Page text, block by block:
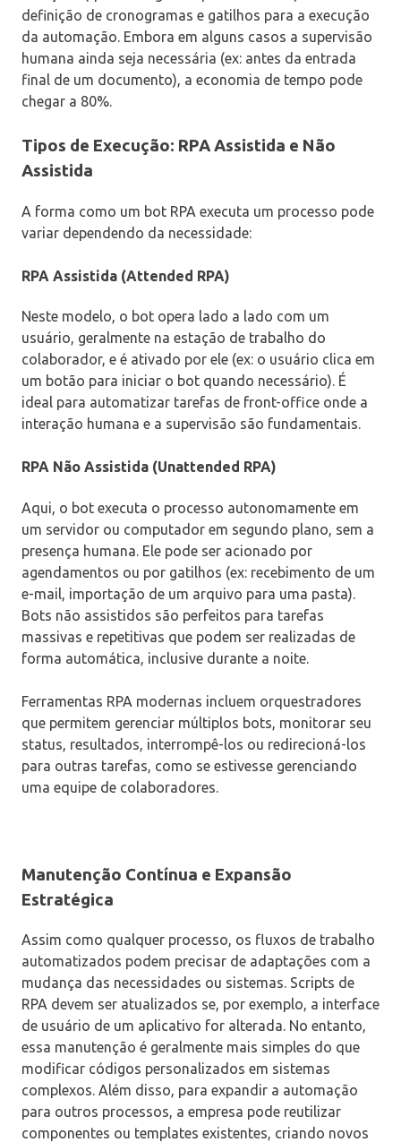
definição de cronogramas e gatilhos para a execução
da automação. Embora em alguns casos a supervisão
humana ainda seja necessária (ex: antes da entrada
final de um documento), a economia de tempo pode
chegar a 80%.
Tipos de Execução: RPA Assistida e Não
Assistida
A forma como um bot RPA executa um processo pode
variar dependendo da necessidade:
RPA Assistida (Attended RPA)
Neste modelo, o bot opera lado a lado com um
usuário, geralmente na estação de trabalho do
colaborador, e é ativado por ele (ex: o usuário clica em
um botão para iniciar o bot quando necessário). É
ideal para automatizar tarefas de front-office onde a
interação humana e a supervisão são fundamentais.
RPA Não Assistida (Unattended RPA)
Aqui, o bot executa o processo autonomamente em
um servidor ou computador em segundo plano, sem a
presença humana. Ele pode ser acionado por
agendamentos ou por gatilhos (ex: recebimento de um
e-mail, importação de um arquivo para uma pasta).
Bots não assistidos são perfeitos para tarefas
massivas e repetitivas que podem ser realizadas de
forma automática, inclusive durante a noite.
Ferramentas RPA modernas incluem orquestradores
que permitem gerenciar múltiplos bots, monitorar seu
status, resultados, interrompê-los ou redirecioná-los
para outras tarefas, como se estivesse gerenciando
uma equipe de colaboradores.
Manutenção Contínua e Expansão
Estratégica
Assim como qualquer processo, os fluxos de trabalho
automatizados podem precisar de adaptações com a
mudança das necessidades ou sistemas. Scripts de
RPA devem ser atualizados se, por exemplo, a interface
de usuário de um aplicativo for alterada. No entanto,
essa manutenção é geralmente mais simples do que
modificar códigos personalizados em sistemas
complexos. Além disso, para expandir a automação
para outros processos, a empresa pode reutilizar
componentes ou templates existentes, criando novos